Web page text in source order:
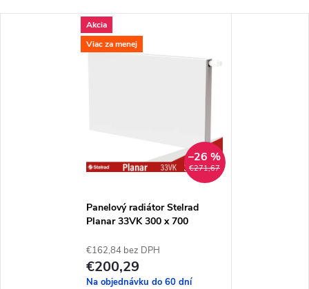
Akcia
Viac za menej
€271,67
–26 %
Panelový radiátor Stelrad
Planar 33VK 300 x 700
€162,84 bez DPH
€200,29
Na objednávku do 60 dní